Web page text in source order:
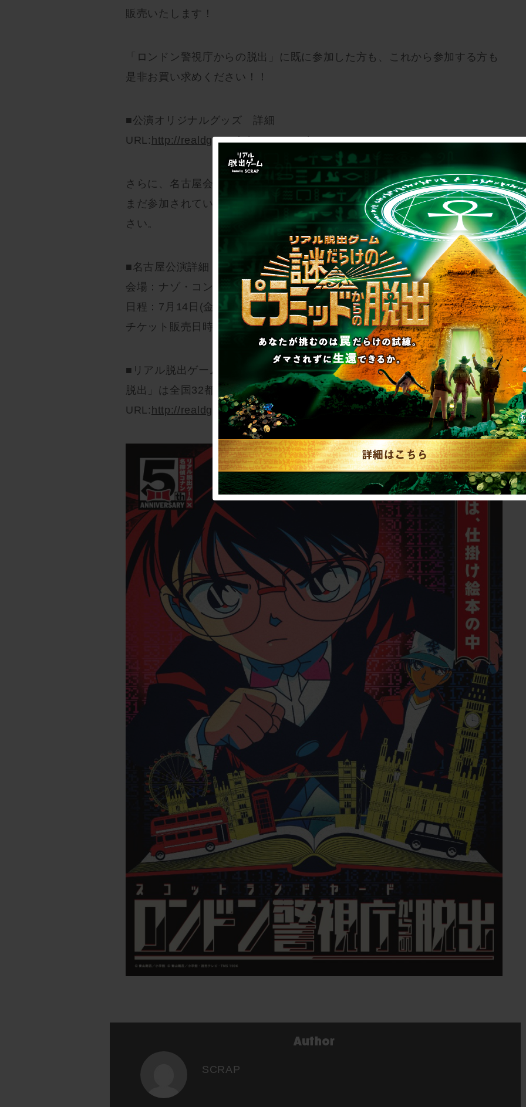
販売いたします！
「ロンドン警視庁からの脱出」に既に参加した方も、これから参加する方も
是非お買い求めください！！
■公演オリジナルグッズ 詳細
URL: http://realdgame.jp/conan2017/
さらに、名古屋会場の追加公演日程が決まりました。
まだ参加されていない方は、是非ナゾ・コンプレックス名古屋にお越しくだ
さい。
■名古屋公演詳細
会場：ナゾ・コンプレックス名古屋
日程：7月14日(金) 〜
8月27日(日)10月1日(日)
チケット販売日時（一般発売）：7月29日(土) 10:00~
■リアル脱出ゲーム×名探偵コナン 全国ツアー新作 「ロンドン警視庁からの
脱出」は全国32都市で順次開催中！
URL: http://realdgame.jp/conan2017/
SCRAP